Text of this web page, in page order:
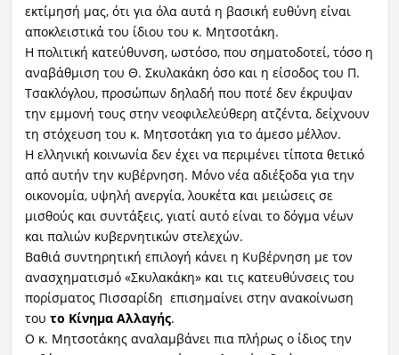
εκτίμησή μας, ότι για όλα αυτά η βασική ευθύνη είναι
αποκλειστικά του ίδιου του κ. Μητσοτάκη.
Η πολιτική κατεύθυνση, ωστόσο, που σηματοδοτεί, τόσο η
αναβάθμιση του Θ. Σκυλακάκη όσο και η είσοδος του Π.
Τσακλόγλου, προσώπων δηλαδή που ποτέ δεν έκρυψαν
την εμμονή τους στην νεοφιλελεύθερη ατζέντα, δείχνουν
τη στόχευση του κ. Μητσοτάκη για το άμεσο μέλλον.
Η ελληνική κοινωνία δεν έχει να περιμένει τίποτα θετικό
από αυτήν την κυβέρνηση. Μόνο νέα αδιέξοδα για την
οικονομία, υψηλή ανεργία, λουκέτα και μειώσεις σε
μισθούς και συντάξεις, γιατί αυτό είναι το δόγμα νέων
και παλιών κυβερνητικών στελεχών.
Βαθιά συντηρητική επιλογή κάνει η Κυβέρνηση με τον
ανασχηματισμό «Σκυλακάκη» και τις κατευθύνσεις του
πορίσματος Πισσαρίδη επισημαίνει στην ανακοίνωση
του το Κίνημα Αλλαγής.
Ο κ. Μητσοτάκης αναλαμβάνει πια πλήρως ο ίδιος την